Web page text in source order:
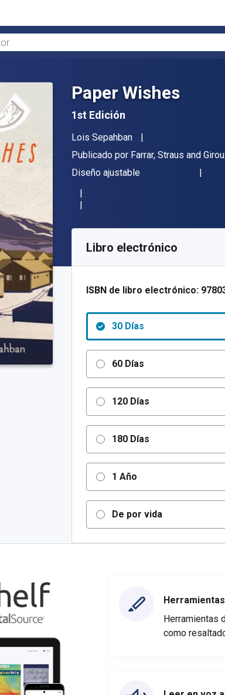
Paper Wishes
1st Edición
Autor(es)
Lois Sepahban
Editor
Publicado por Farrar, Straus and
Formato
Diseño ajustable
SKU:
Libro electrónico
ISBN de libro electrónico:
30 Días
60 Días
120 Días
180 Días
1 Año
De por vida
Herramientas
como